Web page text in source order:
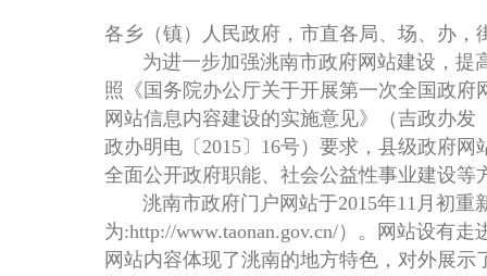
各乡（镇）人民政府，市直各局、场、办，
为进一步加强洮南市政府网站建设，提
照《国务院办公厅关于开展第一次全国政
网站信息内容建设的实施意见》（吉政办
政办明电〔2015〕16号）要求，县级政府
全面公开政府职能、社会公益性事业建设等
洮南市政府门户网站于2015年11月初重
为:http://www.taonan.gov.cn/）。网站设有
网站内容体现了洮南的地方特色，对外展